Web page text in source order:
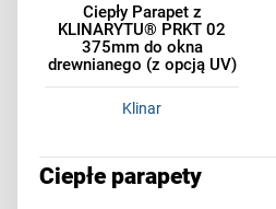
Ciepły Parapet z
KLINARYTU® PRKT 02
375mm do okna
drewnianego (z opcją UV)
Klinar
Ciepłe parapety